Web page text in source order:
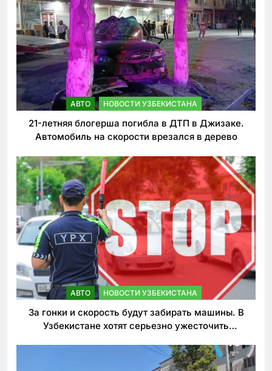
АВТО НОВОСТИ УЗБЕКИСТАНА
21-летняя блогерша погибла в ДТП в Джизаке.
Автомобиль на скорости врезался в дерево
АВТО НОВОСТИ УЗБЕКИСТАНА
За гонки и скорость будут забирать машины. В
Узбекистане хотят серьезно ужесточить